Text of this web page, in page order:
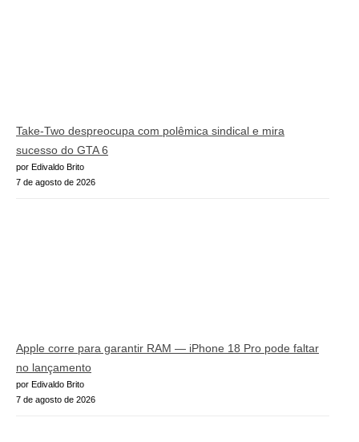
Take-Two despreocupa com polêmica sindical e mira
sucesso do GTA 6
por Edivaldo Brito
7 de agosto de 2026
Apple corre para garantir RAM — iPhone 18 Pro pode faltar
no lançamento
por Edivaldo Brito
7 de agosto de 2026